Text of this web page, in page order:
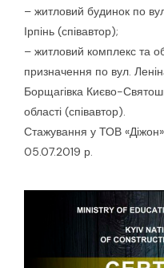
– житловий будинок по
Ірпінь (співавтор);
– житловий комплекс та
призначення по вул.
Борщагівка Києво-
області (співавтор).
Стажування у ТОВ
05.07.2019 р.